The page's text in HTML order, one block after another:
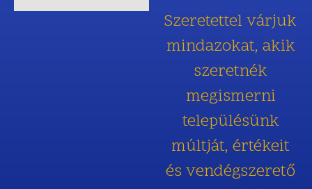
Szeretettel várjuk
mindazokat, akik
szeretnék
megismerni
településünk
múltját, értékeit
és vendégszerető